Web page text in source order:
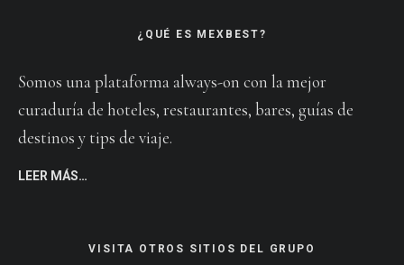
¿QUÉ ES MEXBEST?
Somos una plataforma always-on con la mejor
curaduría de hoteles, restaurantes, bares, guías de
destinos y tips de viaje.
LEER MÁS…
VISITA OTROS SITIOS DEL GRUPO